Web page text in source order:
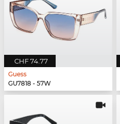
CHF 74.77
Guess
GU7818 - 57W